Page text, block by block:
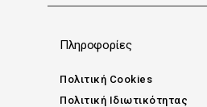
Πληροφορίες
Πολιτική Cookies
Πολιτική Ιδιωτικότητας